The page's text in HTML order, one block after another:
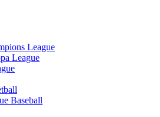
League
League
Baseball